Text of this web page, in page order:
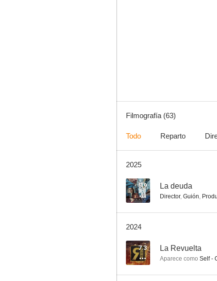
Filmografía (63)
Todo Reparto
2025
6.9 La deuda
Director, Guión,
2024
7.3 La Revuelta
Aparece como Self -